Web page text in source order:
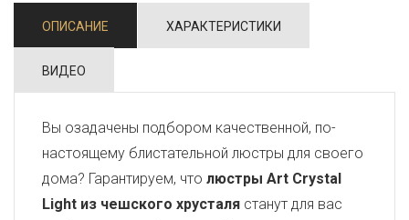
ОПИСАНИЕ ХАРАКТЕРИСТИКИ
ВИДЕО
Вы озадачены подбором качественной, по-
настоящему блистательной люстры для своего
дома? Гарантируем, что люстры Art Crystal
Light из чешского хрусталя станут для вас